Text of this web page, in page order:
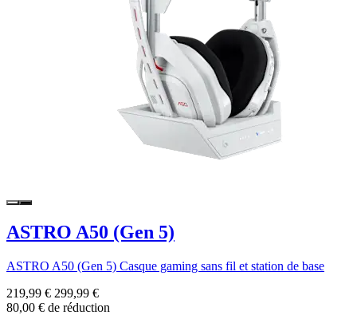
ASTRO A50 (Gen 5)
ASTRO A50 (Gen 5) Casque gaming sans fil et station de base
219,99 € 299,99 €
80,00 € de réduction